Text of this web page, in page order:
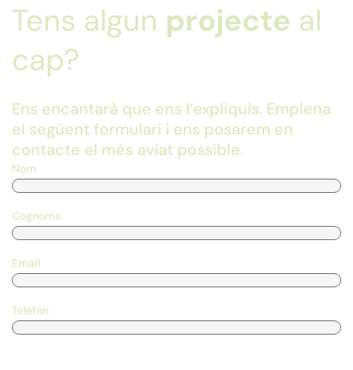
Tens algun projecte al
cap?
Ens encantarà que ens l’expliquis. Emplena
el següent formulari i ens posarem en
contacte el més aviat possible.
Nom
Cognoms
Email
Telèfon